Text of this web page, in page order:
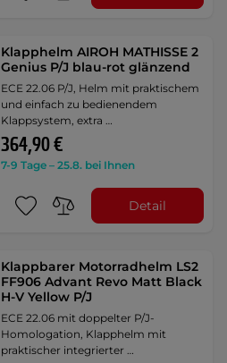
Klapphelm AIROH MATHISSE 2
Genius P/J blau-rot glänzend
ECE 22.06 P/J, Helm mit praktischem
und einfach zu bedienendem
Klappsystem, extra …
364,90 €
7-9 Tage – 25.8. bei Ihnen
Detail
Klappbarer Motorradhelm LS2
FF906 Advant Revo Matt Black
H-V Yellow P/J
ECE 22.06 mit doppelter P/J-
Homologation, Klapphelm mit
praktischer integrierter …